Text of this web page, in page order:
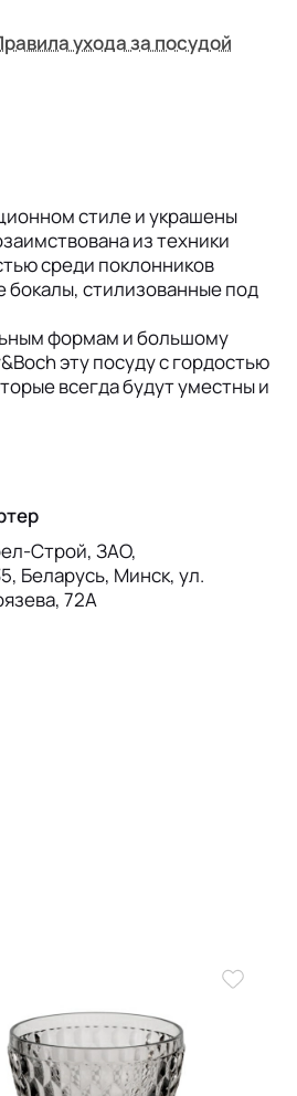
ухода за посудой
стиле и украшены
из техники
среди поклонников
стилизованные под
формам и большому
эту посуду с гордостью
всегда будут уместны и
Строй, ЗАО,
Беларусь, Минск, ул.
72А